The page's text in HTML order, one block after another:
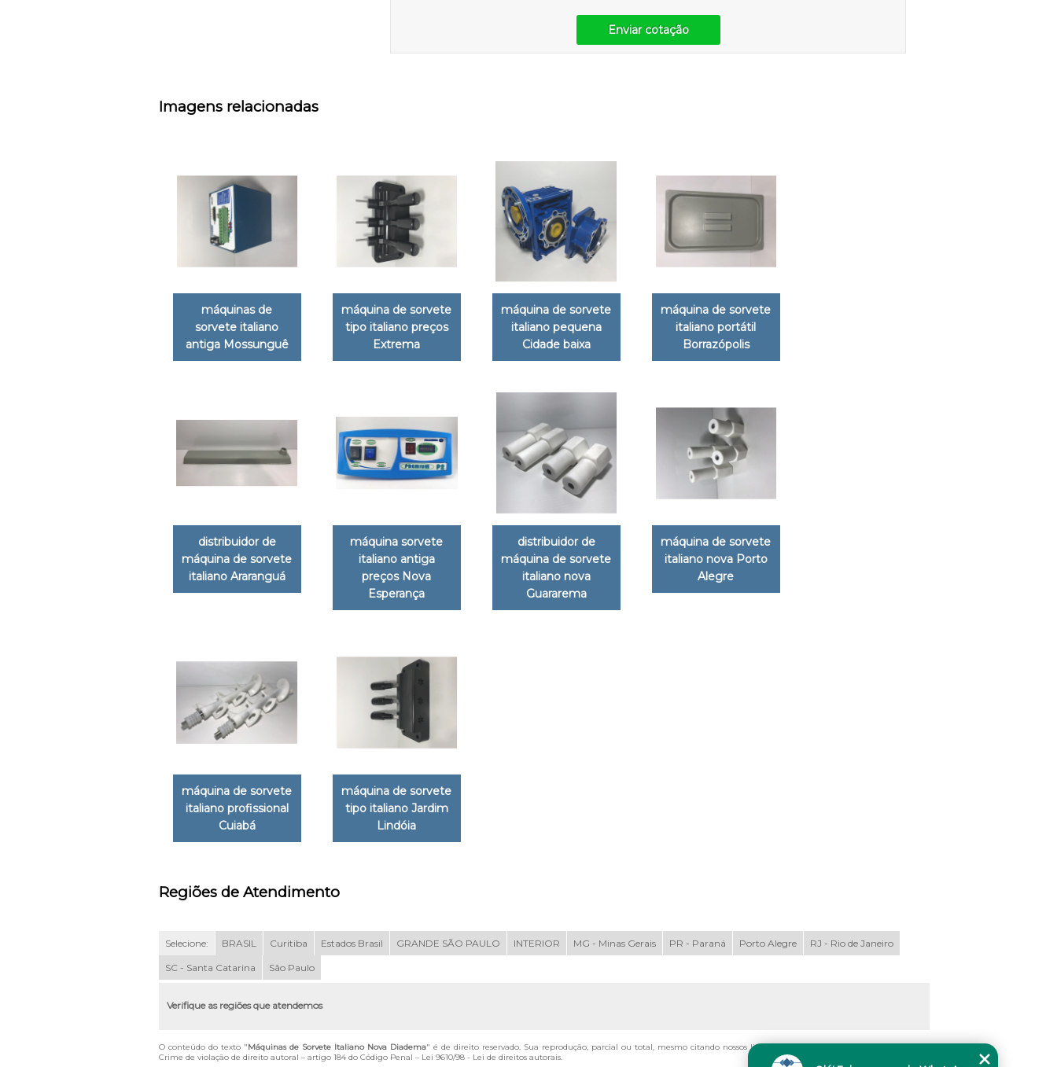
Enviar cotação
Imagens relacionadas
máquinas de
sorvete italiano
antiga Mossunguê
máquina de sorvete
tipo italiano preços
Extrema
máquina de sorvete
italiano pequena
Cidade baixa
máquina de sorvete
italiano portátil
Borrazópolis
distribuidor de
máquina de sorvete
italiano Araranguá
máquina sorvete
italiano antiga
preços Nova
Esperança
distribuidor de
máquina de sorvete
italiano nova
Guararema
máquina de sorvete
italiano nova Porto
Alegre
máquina de sorvete
italiano profissional
Cuiabá
máquina de sorvete
tipo italiano Jardim
Lindóia
Regiões de Atendimento
Selecione: BRASIL Curitiba Estados Brasil GRANDE SÃO PAULO INTERIOR MG - Minas Gerais PR - Paraná Porto Alegre RJ - Rio de Janeiro
SC - Santa Catarina São Paulo
Verifique as regiões que atendemos
O conteúdo do texto "Máquinas de Sorvete Italiano Nova Diadema" é de direito reservado. Sua reprodução, parcial ou total, mesmo citando nossos links, é proibida sem a autorização do autor.
Crime de violação de direito autoral – artigo 184 do Código Penal – Lei 9610/98 - Lei de direitos autorais.